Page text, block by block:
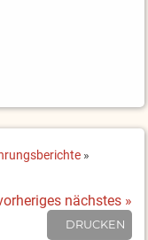
»
nächstes »
DRUCKEN